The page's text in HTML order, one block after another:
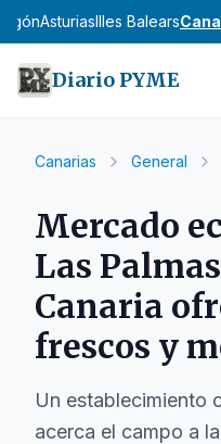
AsturiasIlles Balears
Diario PYME
Canarias General
Mercado
Las
Canaria
frescos y
Un establecimiento
acerca el campo a